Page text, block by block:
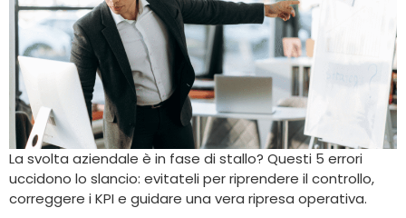
La svolta aziendale è in fase di stallo? Questi 5 errori
uccidono lo slancio: evitateli per riprendere il controllo,
correggere i KPI e guidare una vera ripresa operativa.